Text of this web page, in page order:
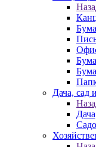
Дача, сад